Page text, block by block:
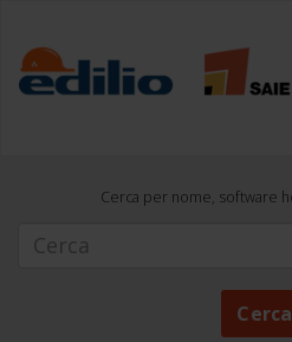
Cerca per nome, software
Cerca